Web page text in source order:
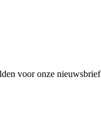
voor onze nieuwsbrief